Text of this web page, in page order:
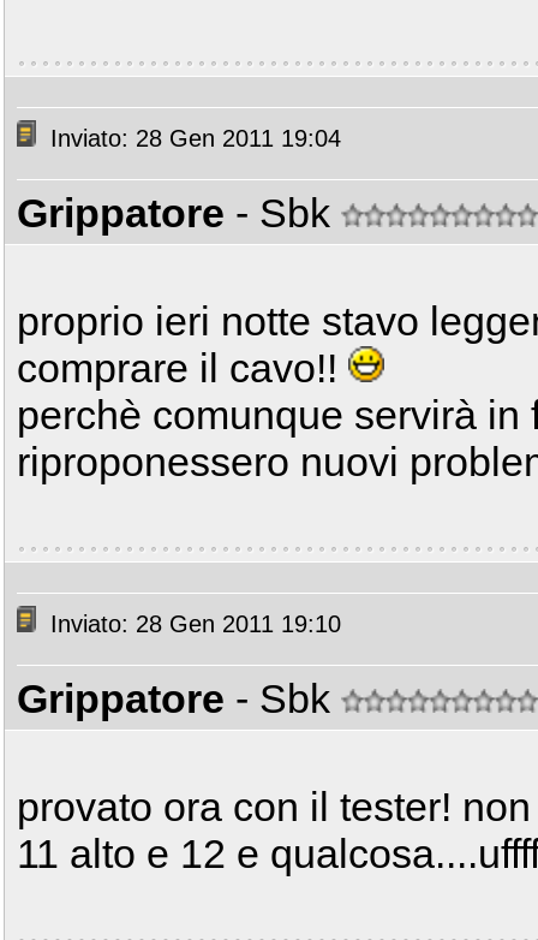
Inviato: 28 Gen 2011 19:04
Grippatore - Sbk
proprio ieri notte stavo
comprare il cavo!!
perchè comunque servirà in
riproponessero nuovi
Inviato: 28 Gen 2011 19:10
Grippatore - Sbk
provato ora con il tester!
11 alto e 12 e